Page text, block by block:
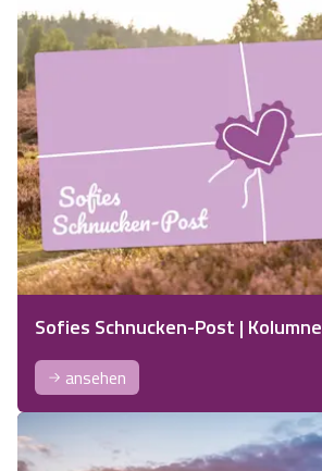
Sofies Schnucken-Post | Kolumne
ansehen